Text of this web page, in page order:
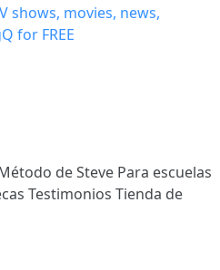
de Steve Para escuelas
Testimonios Tienda de